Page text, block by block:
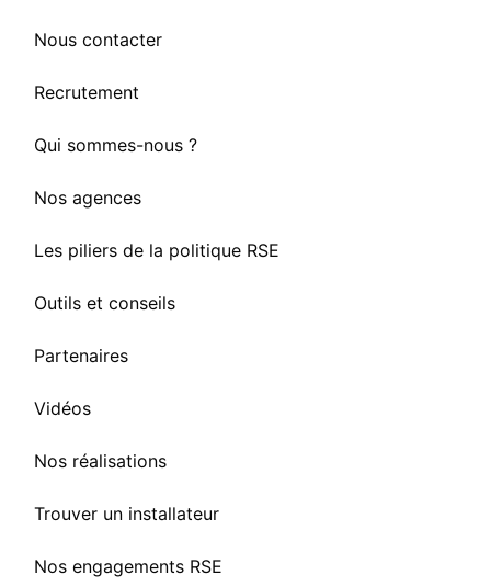
Nous contacter
Recrutement
Qui sommes-nous ?
Nos agences
Les piliers de la politique RSE
Outils et conseils
Partenaires
Vidéos
Nos réalisations
Trouver un installateur
Nos engagements RSE